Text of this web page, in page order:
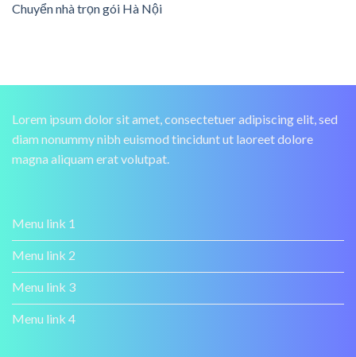
Chuyển nhà trọn gói Hà Nội
Lorem ipsum dolor sit amet, consectetuer adipiscing elit, sed
diam nonummy nibh euismod tincidunt ut laoreet dolore
magna aliquam erat volutpat.
Menu link 1
Menu link 2
Menu link 3
Menu link 4